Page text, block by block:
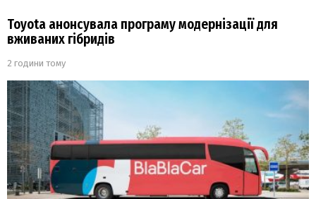
Toyota анонсувала програму модернізації для
вживаних гібридів
2 години тому